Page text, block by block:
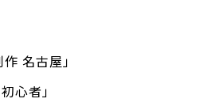
名古屋」
心者」